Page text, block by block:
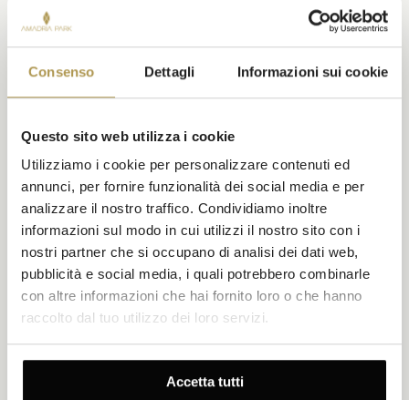
Consenso Dettagli Informazioni sui cookie
Questo sito web utilizza i cookie
Utilizziamo i cookie per personalizzare contenuti ed
annunci, per fornire funzionalità dei social media e per
analizzare il nostro traffico. Condividiamo inoltre
informazioni sul modo in cui utilizzi il nostro sito con i
nostri partner che si occupano di analisi dei dati web,
pubblicità e social media, i quali potrebbero combinarle
con altre informazioni che hai fornito loro o che hanno
raccolto dal tuo utilizzo dei loro servizi.
Accetta tutti
CASUAL ELEGANTE
Situato al piano terra, questo raffinato caffè offre torte di
produzione locale, caffè pregiato e lussuose sedute. Godetevi la
cultura del caffè di Abbazia all'interno o sulla terrazza
ombreggiata dalle palme, con un'ampia vista sulla passeggiata
Lungomare e sullo scintillante mare.
ESPLORA